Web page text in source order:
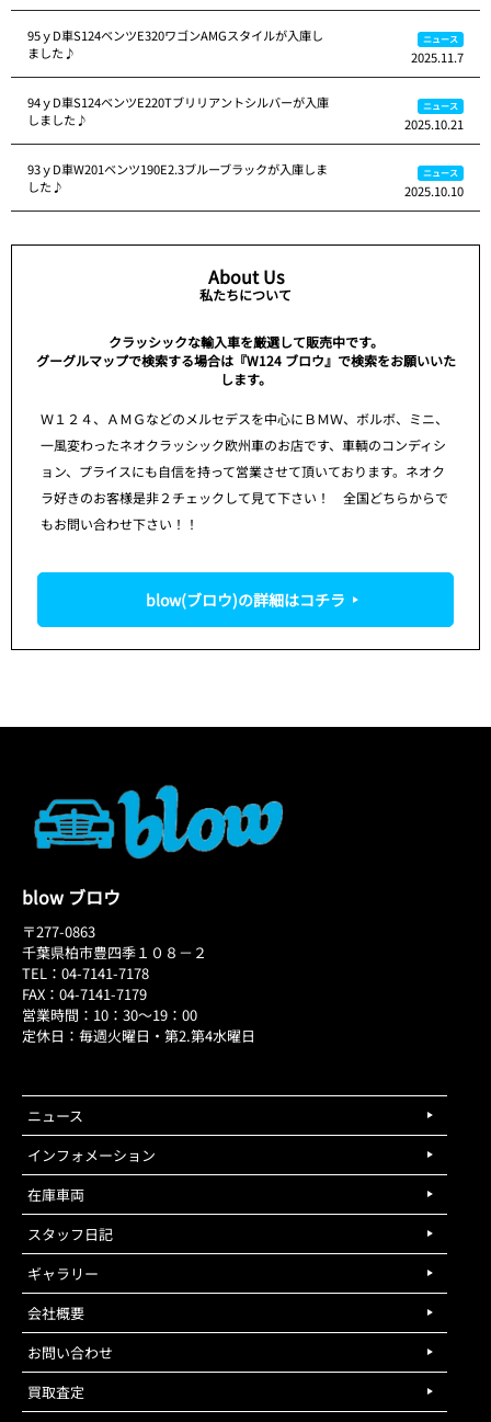
95ｙD車S124ベンツE320ワゴンAMGスタイルが入庫し
ました♪
ニュース
2025.11.7
94ｙD車S124ベンツE220Tブリリアントシルバーが入庫
しました♪
ニュース
2025.10.21
93ｙD車W201ベンツ190E2.3ブルーブラックが入庫しま
した♪
ニュース
2025.10.10
About Us
私たちについて
クラッシックな輸入車を厳選して販売中です。
グーグルマップで検索する場合は『W124 ブロウ』で検索をお願いいた
します。
Ｗ１２４、ＡＭＧなどのメルセデスを中心にＢＭＷ、ボルボ、ミニ、
一風変わったネオクラッシック欧州車のお店です、車輌のコンディシ
ョン、プライスにも自信を持って営業させて頂いております。ネオク
ラ好きのお客様是非２チェックして見て下さい！ 全国どちらからで
もお問い合わせ下さい！！
blow(ブロウ)の詳細はコチラ
blow ブロウ
〒277-0863
千葉県柏市豊四季１０８－２
TEL：04-7141-7178
FAX：04-7141-7179
営業時間：10：30～19：00
定休日：毎週火曜日・第2.第4水曜日
ニュース
インフォメーション
在庫車両
スタッフ日記
ギャラリー
会社概要
お問い合わせ
買取査定